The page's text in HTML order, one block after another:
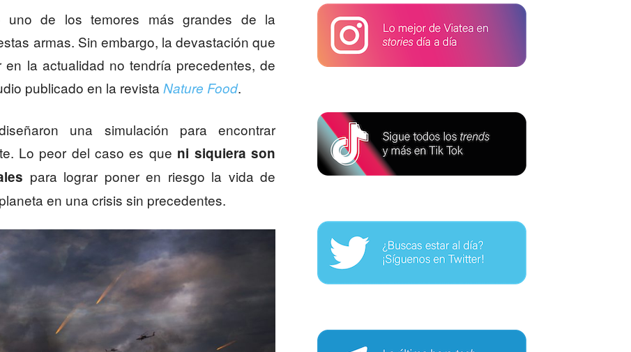
uno de los temores más grandes de la
armas. Sin embargo, la devastación que
la actualidad no tendría precedentes, de
publicado en la revista Nature Food.
una simulación para encontrar
Lo peor del caso es que ni siquiera son
para lograr poner en riesgo la vida de
en una crisis sin precedentes.